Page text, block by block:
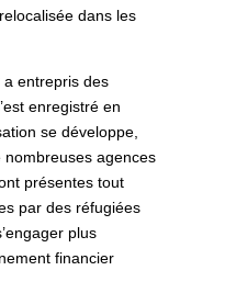
dans les
entrepris des
enregistré en
se développe,
agences
présentes tout
par des réfugiées
plus
financier